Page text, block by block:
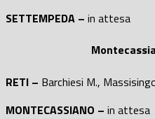
SETTEMPEDA – in attesa
RETI – Barchiesi M.,
MONTECASSIANO – in attesa